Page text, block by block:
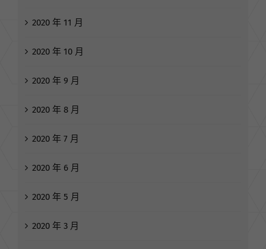
2020 年 11 月
2020 年 10 月
2020 年 9 月
2020 年 8 月
2020 年 7 月
2020 年 6 月
2020 年 5 月
2020 年 3 月